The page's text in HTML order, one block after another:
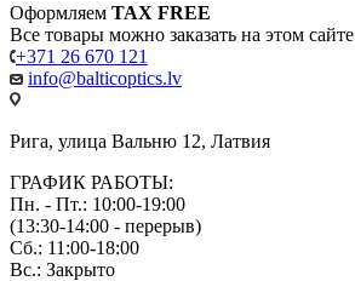
Оформляем TAX FREE
Все товары можно заказать на этом сайте
+371 26 670 121
info@balticoptics.lv
Рига, улица Вальню 12, Латвия
ГРАФИК РАБОТЫ:
Пн. - Пт.: 10:00-19:00
(13:30-14:00 - перерыв)
Сб.: 11:00-18:00
Вс.: Закрыто